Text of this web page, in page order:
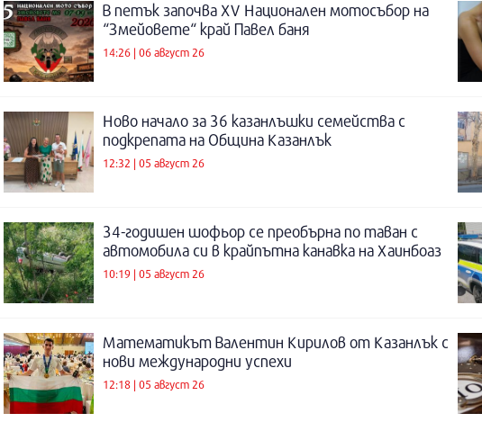
В петък започва XV Национален мотосъбор на
“Змейовете“ край Павел баня
14:26 | 06 август 26
Ново начало за 36 казанлъшки семейства с
подкрепата на Община Казанлък
12:32 | 05 август 26
34-годишен шофьор се преобърна по таван с
автомобила си в крайпътна канавка на Хаинбоаз
10:19 | 05 август 26
Математикът Валентин Кирилов от Казанлък с
нови международни успехи
12:18 | 05 август 26